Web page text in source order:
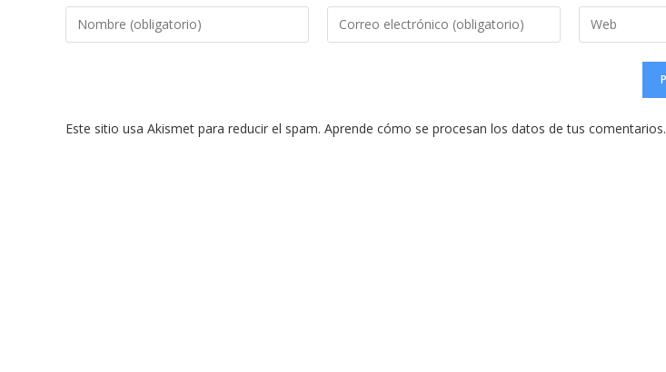
Introduce
tu
de
Introduce
tu
electrónico
Introduce
la
web
Este sitio usa Akismet para reducir el spam. Aprende cómo se procesan los datos de tus comentarios.